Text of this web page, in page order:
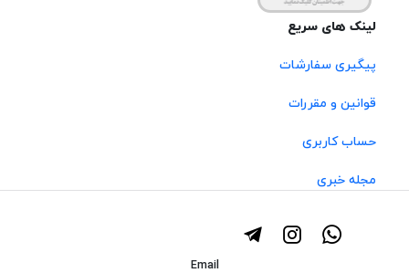
لینک های سریع
پیگیری سفارشات
قوانین و مقررات
حساب کاربری
مجله خبری
Email